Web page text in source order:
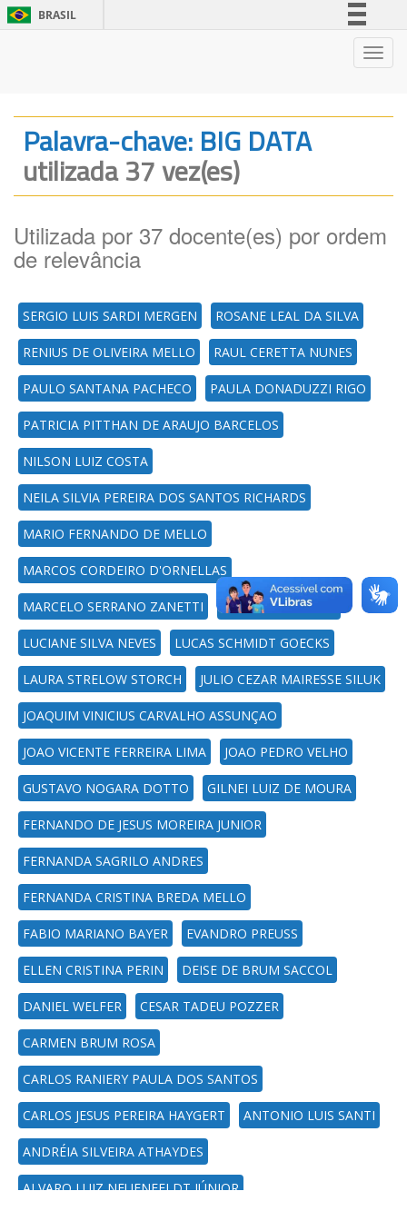
BRASIL
Legislação
Palavra-chave: BIG DATA
utilizada 37 vez(es)
Utilizada por 37 docente(es) por ordem
de relevância
SERGIO LUIS SARDI MERGEN ROSANE LEAL DA SILVA
RENIUS DE OLIVEIRA MELLO RAUL CERETTA NUNES
PAULO SANTANA PACHECO PAULA DONADUZZI RIGO
PATRICIA PITTHAN DE ARAUJO BARCELOS
NILSON LUIZ COSTA
NEILA SILVIA PEREIRA DOS SANTOS RICHARDS
MARIO FERNANDO DE MELLO
MARCOS CORDEIRO D'ORNELLAS
MARCELO SERRANO ZANETTI MARCELO RIBEIRO
LUCIANE SILVA NEVES LUCAS SCHMIDT GOECKS
LAURA STRELOW STORCH JULIO CEZAR MAIRESSE SILUK
JOAQUIM VINICIUS CARVALHO ASSUNÇAO
JOAO VICENTE FERREIRA LIMA JOAO PEDRO VELHO
GUSTAVO NOGARA DOTTO GILNEI LUIZ DE MOURA
FERNANDO DE JESUS MOREIRA JUNIOR
FERNANDA SAGRILO ANDRES
FERNANDA CRISTINA BREDA MELLO
FABIO MARIANO BAYER EVANDRO PREUSS
ELLEN CRISTINA PERIN DEISE DE BRUM SACCOL
DANIEL WELFER CESAR TADEU POZZER
CARMEN BRUM ROSA
CARLOS RANIERY PAULA DOS SANTOS
CARLOS JESUS PEREIRA HAYGERT ANTONIO LUIS SANTI
ANDRÉIA SILVEIRA ATHAYDES
ALVARO LUIZ NEUENFELDT JÚNIOR